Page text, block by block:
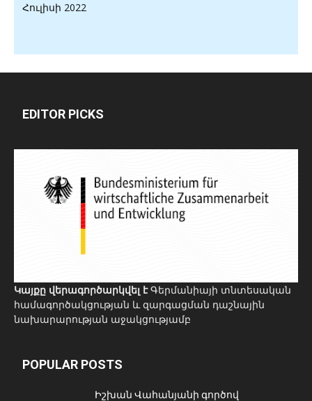
Հուլիսի 2022
EDITOR PICKS
Կայքը վերագործարկվել էԳերմանիայի տնտեսական
համագործակցության և զարգացման դաշնային
նախարարության աջակցությամբ
POPULAR POSTS
Իշխան Վահանյանի գործով